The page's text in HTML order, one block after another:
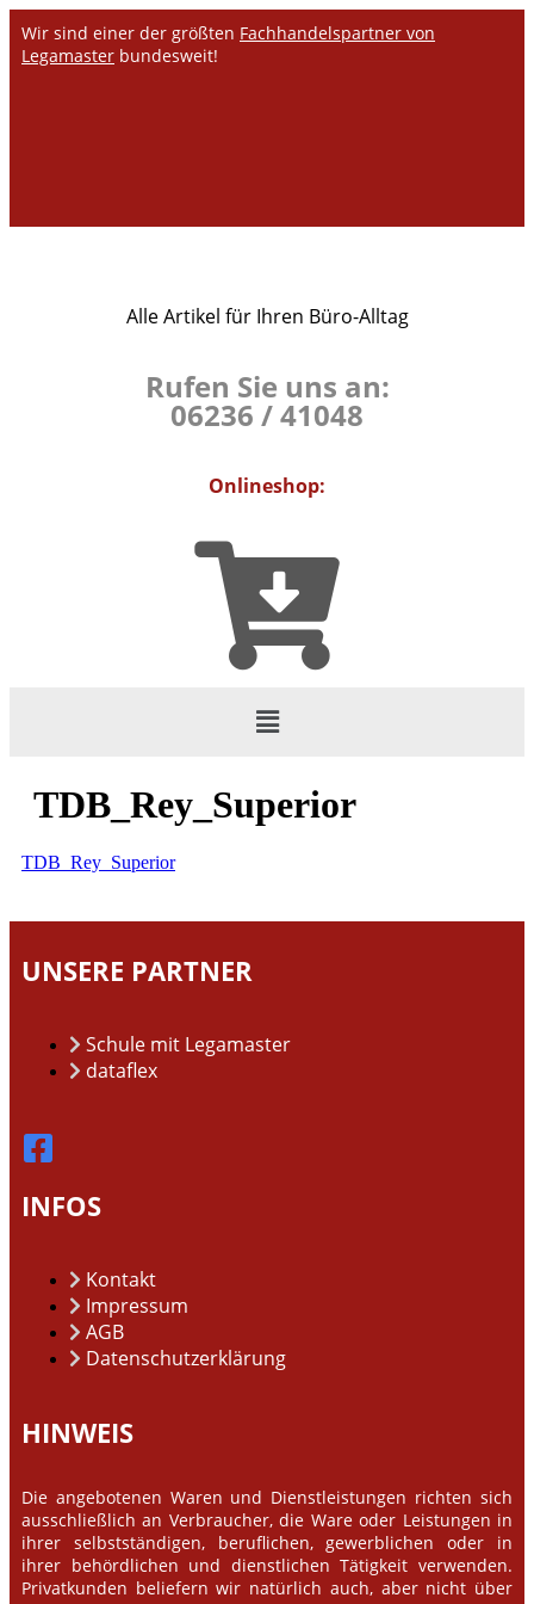
Wir sind einer der größten Fachhandelspartner von
Legamaster bundesweit!
Alle Artikel für Ihren Büro-Alltag
Rufen Sie uns an:
06236 / 41048
Onlineshop:
TDB_Rey_Superior
TDB_Rey_Superior
UNSERE PARTNER
Schule mit Legamaster
dataflex
INFOS
Kontakt
Impressum
AGB
Datenschutzerklärung
HINWEIS
Die angebotenen Waren und Dienstleistungen richten sich
ausschließlich an Verbraucher, die Ware oder Leistungen in
ihrer selbstständigen, beruflichen, gewerblichen oder in
ihrer behördlichen und dienstlichen Tätigkeit verwenden.
Privatkunden beliefern wir natürlich auch, aber nicht über